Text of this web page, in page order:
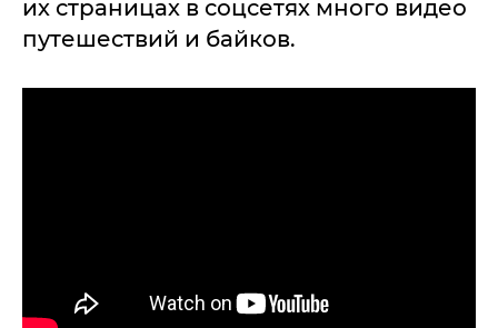
их страницах в соцсетях много видео
путешествий и байков.